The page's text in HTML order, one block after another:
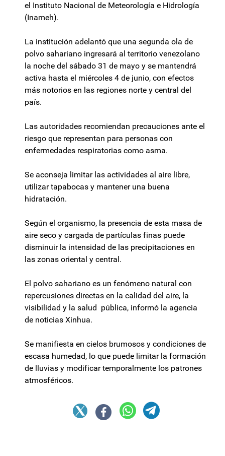
el Instituto Nacional de Meteorología e Hidrología
(Inameh).
La institución adelantó que una segunda ola de
polvo sahariano ingresará al territorio venezolano
la noche del sábado 31 de mayo y se mantendrá
activa hasta el miércoles 4 de junio, con efectos
más notorios en las regiones norte y central del
país.
Las autoridades recomiendan precauciones ante el
riesgo que representan para personas con
enfermedades respiratorias como asma.
Se aconseja limitar las actividades al aire libre,
utilizar tapabocas y mantener una buena
hidratación.
Según el organismo, la presencia de esta masa de
aire seco y cargada de partículas finas puede
disminuir la intensidad de las precipitaciones en
las zonas oriental y central.
El polvo sahariano es un fenómeno natural con
repercusiones directas en la calidad del aire, la
visibilidad y la salud pública, informó la agencia
de noticias Xinhua.
Se manifiesta en cielos brumosos y condiciones de
escasa humedad, lo que puede limitar la formación
de lluvias y modificar temporalmente los patrones
atmosféricos.